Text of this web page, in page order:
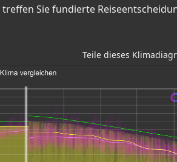
Sie fundierte
Teile dieses